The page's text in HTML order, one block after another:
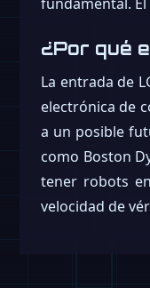
¿Por qué
La entrada de
electrónica de
a un posible
como Boston
tener robots
velocidad de